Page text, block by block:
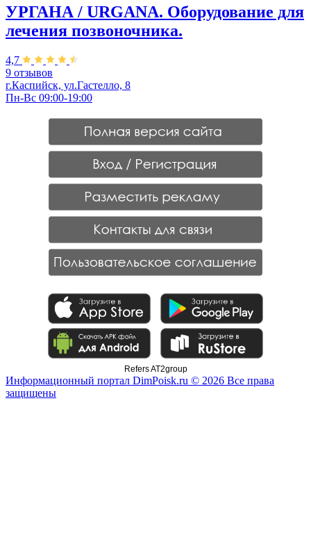
УРГАНА / URGANA. Оборудование для
лечения позвоночника.
4,7
9 отзывов
г.Каспийск, ул.Гастелло, 8
Пн-Вс 09:00-19:00
Refers AT2group
Информационный портал DimPoisk.ru © 2026 Все права
защищены